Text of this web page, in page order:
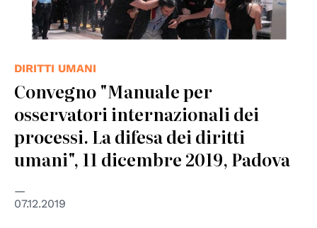
DIRITTI UMANI
Convegno "Manuale per
osservatori internazionali dei
processi. La difesa dei diritti
umani", 11 dicembre 2019, Padova
07.12.2019